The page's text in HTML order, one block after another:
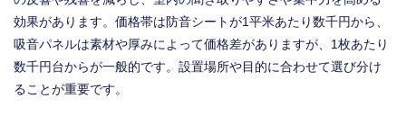
効果があります。価格帯は防音シートが1平米あたり数千円から、
吸音パネルは素材や厚みによって価格差がありますが、1枚あたり
数千円台からが一般的です。設置場所や目的に合わせて選び分け
ることが重要です。